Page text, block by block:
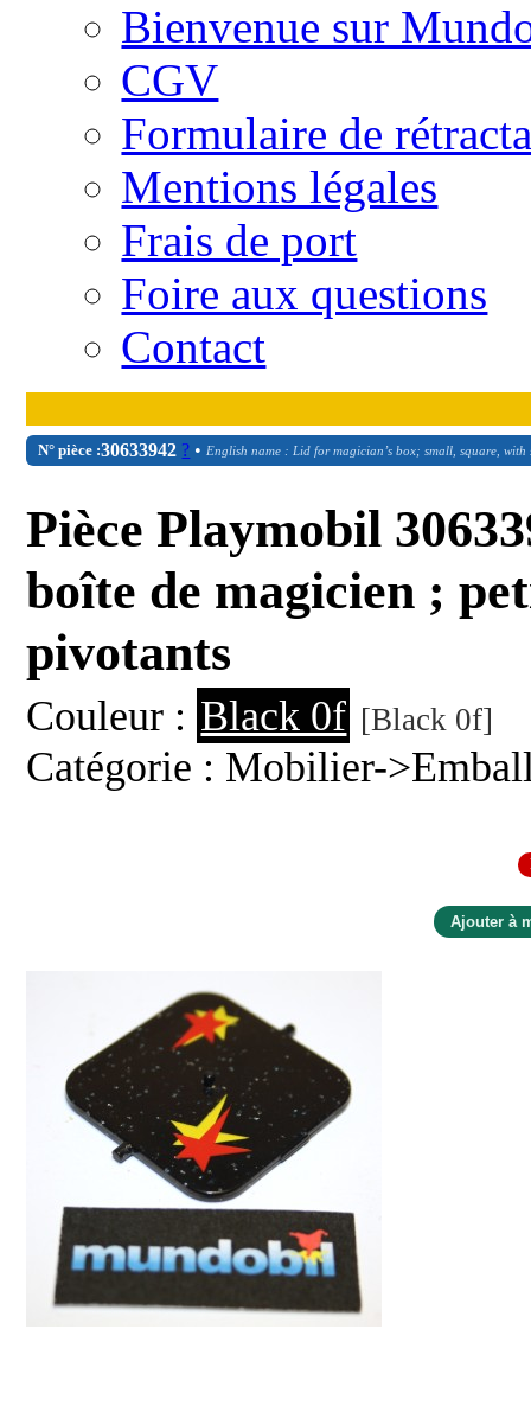
Bienvenue sur
CGV
Formulaire de
Mentions légales
Frais de port
Foire aux questions
Contact
N° pièce :30633942 ? •English name : Lid for magician’s box; small, square, with
Pièce Playmobil
boîte de magicien ;
pivotants
Couleur : Black 0f [Black 0f]
Catégorie : Mobilier-